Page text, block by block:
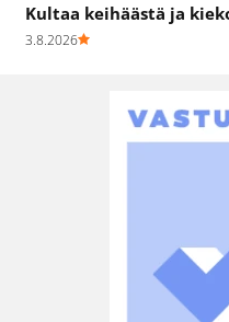
Kultaa keihäästä ja
3.8.2026